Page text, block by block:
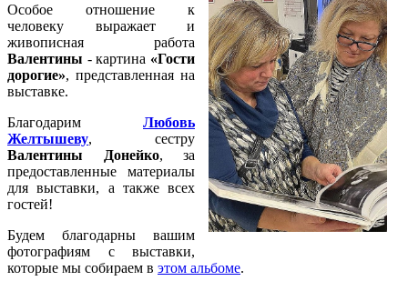
Особое отношение к
человеку выражает и
живописная работа
Валентины - картина «Гости
дорогие», представленная на
выставке.
Благодарим Любовь
Желтышеву, сестру
Валентины Донейко, за
предоставленные материалы
для выставки, а также всех
гостей!
Будем благодарны вашим
фотографиям с выставки,
которые мы собираем в этом альбоме.